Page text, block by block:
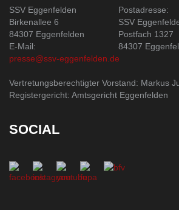
SSV Eggenfelden
Birkenallee 6
84307 Eggenfelden
E-Mail:
presse@ssv-eggenfelden.de
Postadresse:
SSV
Postfach 1327
84307
Vertretungsberechtigter Vorstand: Markus
Registergericht: Amtsgericht Eggenfelden
SOCIAL